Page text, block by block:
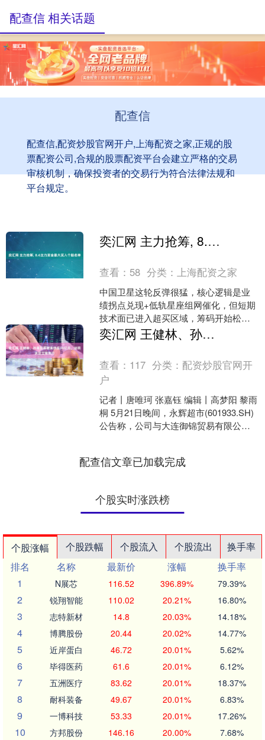
配查信
配查信,配资炒股官网开户,上海配资之家,正规的股
票配资公司,合规的股票配资平台会建立严格的交易
审核机制，确保投资者的交易行为符合法律法规和
平台规定。
配查信 相关话题
奕汇网 主力抢筹, 8.6主力资金最大买入个股名单
查看： 58 分类： 上海配资之家
中国卫星这轮反弹很猛，核心逻辑是业
绩拐点兑现+低轨星座组网催化，但短期
技术面已进入超买区域，筹码开始松
动。 技术面：短线强势，但超买信号明
显 8月6日收65.3....
奕汇网 王健林、孙喜双等被追债超36亿元，法院决定立案执行
查看： 117 分类： 配资炒股官网开
户
记者丨唐唯珂 张嘉钰 编辑丨高梦阳 黎雨
桐 5月21日晚间，永辉超市(601933.SH)
公告称，公司与大连御锦贸易有限公
配查信文章已加载完成
个股实时涨跌榜
个股涨幅 个股跌幅 个股流入 个股流出
换手率
排名
名称 最新价 涨幅
换手率
1
N展芯 116.52 396.89% 79.39%
2 锐翔智能 110.02 20.21% 16.80%
3 志特新材 14.8 20.03% 14.18%
4 博腾股份 20.44 20.02% 14.77%
5 近岸蛋白 46.72 20.01% 5.62%
6 毕得医药 61.6 20.01% 6.12%
7 五洲医疗 83.62 20.01% 18.37%
8 耐科装备 49.67 20.01% 6.83%
9 一博科技 53.33 20.01% 17.26%
10 方邦股份 146.16 20.00% 7.68%